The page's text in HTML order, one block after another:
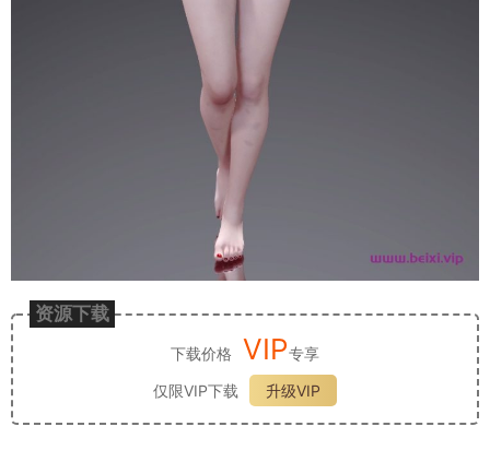
资源下载
下载价格 VIP专享
仅限VIP下载
升级VIP